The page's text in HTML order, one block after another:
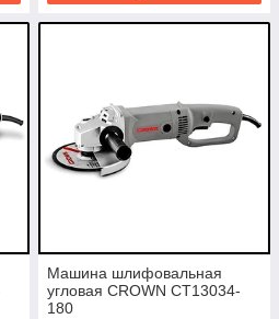
Машина шлифовальная
угловая CROWN CT13034-
180